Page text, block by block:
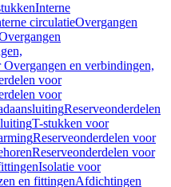
Interne
circulatieOvergangen
en verbindingen,
voor
voor
Reserveonderdelen
T-stukken voor
Reserveonderdelen voor
Reserveonderdelen voor
Isolatie voor
en fittingenAfdichtingen